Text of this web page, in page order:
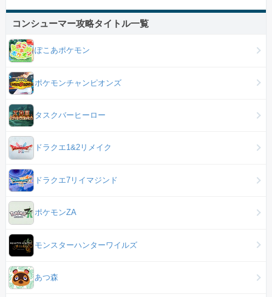
コンシューマー攻略タイトル一覧
ぽこあポケモン
ポケモンチャンピオンズ
タスクバーヒーロー
ドラクエ1&2リメイク
ドラクエ7リイマジンド
ポケモンZA
モンスターハンターワイルズ
あつ森